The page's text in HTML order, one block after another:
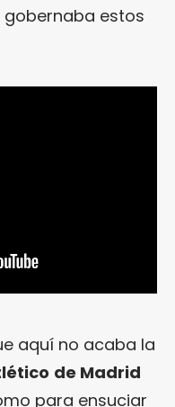
estos
aquí no acaba la
de Madrid
para ensuciar